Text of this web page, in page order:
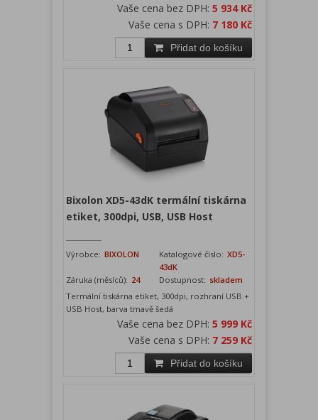
Vaše cena bez DPH: 5 934 Kč
Vaše cena s DPH: 7 180 Kč
Přidat do košíku
Bixolon XD5-43dK termální tiskárna
etiket, 300dpi, USB, USB Host
Výrobce: BIXOLON Katalogové číslo: XD5-
43dK
Záruka (měsíců): 24 Dostupnost: skladem
Termální tiskárna etiket, 300dpi, rozhraní USB +
USB Host, barva tmavě šedá
Vaše cena bez DPH: 5 999 Kč
Vaše cena s DPH: 7 259 Kč
Přidat do košíku